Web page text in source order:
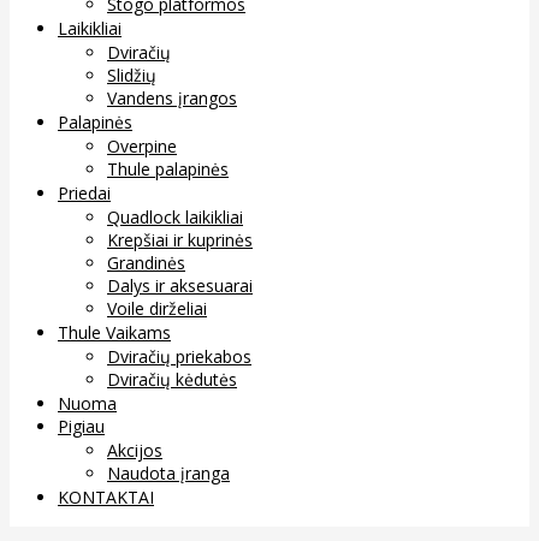
Laikikliai
Dviračių
Slidžių
Vandens įrangos
Palapinės
Overpine
Thule palapinės
Priedai
Quadlock laikikliai
Krepšiai ir kuprinės
Grandinės
Dalys ir aksesuarai
Voile dirželiai
Thule Vaikams
Dviračių priekabos
Dviračių kėdutės
Nuoma
Pigiau
Akcijos
Naudota įranga
KONTAKTAI